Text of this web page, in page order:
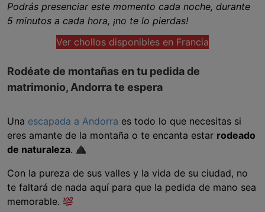
Podrás presenciar este momento cada noche, durante
5 minutos a cada hora, ¡no te lo pierdas!
Ver chollos disponibles en Francia
Rodéate de montañas en tu pedida de
matrimonio, Andorra te espera
Una escapada a Andorra es todo lo que necesitas si
eres amante de la montaña o te encanta estar rodeado
de naturaleza.
Con la pureza de sus valles y la vida de su ciudad, no
te faltará de nada aquí para que la pedida de mano sea
memorable.